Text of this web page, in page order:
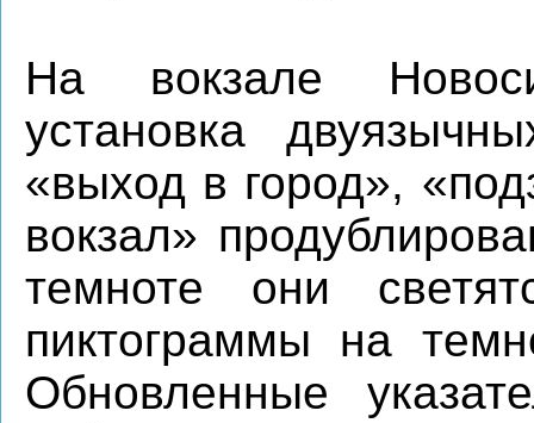
На вокзале
установка
«выход в город»,
вокзал»
темноте они
пиктограммы на
Обновленные